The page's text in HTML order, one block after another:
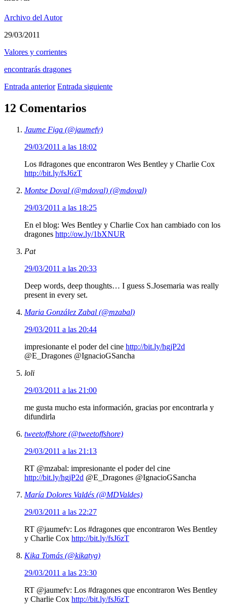
Archivo del Autor
29/03/2011
Valores y corrientes
encontrarás dragones
Entrada anterior Entrada siguiente
12 Comentarios
Jaume Figa (@jaumefv)
29/03/2011 a las 18:02
Los #dragones que encontraron Wes Bentley y Charlie Cox
http://bit.ly/fsJ6zT
Montse Doval (@mdoval) (@mdoval)
29/03/2011 a las 18:25
En el blog: Wes Bentley y Charlie Cox han cambiado con los
dragones http://ow.ly/1bXNUR
Pat
29/03/2011 a las 20:33
Deep words, deep thoughts… I guess S.Josemaria was really
present in every set.
Maria González Zabal (@mzabal)
29/03/2011 a las 20:44
impresionante el poder del cine http://bit.ly/hgjP2d
@E_Dragones @IgnacioGSancha
loli
29/03/2011 a las 21:00
me gusta mucho esta información, gracias por encontrarla y
difundirla
tweetoffshore (@tweetoffshore)
29/03/2011 a las 21:13
RT @mzabal: impresionante el poder del cine
http://bit.ly/hgjP2d @E_Dragones @IgnacioGSancha
María Dolores Valdés (@MDValdes)
29/03/2011 a las 22:27
RT @jaumefv: Los #dragones que encontraron Wes Bentley
y Charlie Cox http://bit.ly/fsJ6zT
Kika Tomás (@kikatyg)
29/03/2011 a las 23:30
RT @jaumefv: Los #dragones que encontraron Wes Bentley
y Charlie Cox http://bit.ly/fsJ6zT